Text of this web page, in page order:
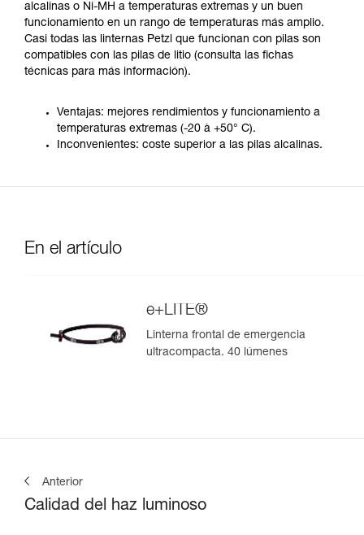
alcalinas o Ni-MH a temperaturas extremas y un buen
funcionamiento en un rango de temperaturas más amplio.
Casi todas las linternas Petzl que funcionan con pilas son
compatibles con las pilas de litio (consulta las fichas
técnicas para más información).
Ventajas: mejores rendimientos y funcionamiento a
temperaturas extremas (-20 à +50° C).
Inconvenientes: coste superior a las pilas alcalinas.
En el artículo
e+LITE®
Linterna frontal de emergencia
ultracompacta. 40 lúmenes
Anterior
Calidad del haz luminoso